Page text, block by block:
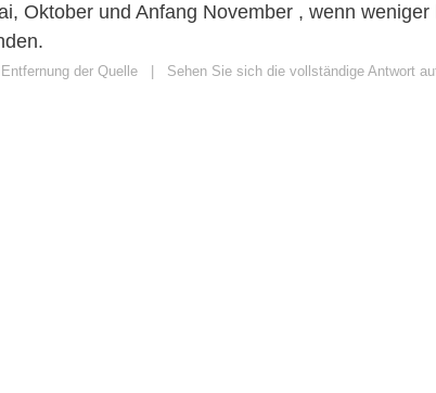
Oktober und Anfang November , wenn
der Quelle Sehen Sie sich die vollständige Antwort